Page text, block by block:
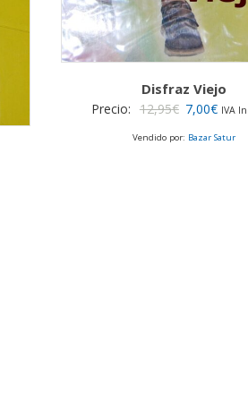
Disfraz Viejo
Precio: 12,95€ El
precio
7,00€El
precio
IVA
Vendido por: Bazar Satur